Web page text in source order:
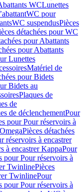
WCLunettes
WC pour
WC suspendusPièces
détachées pour WC
pour Abattants
pour Abattants
Lunettes
Matériel de
pour Bidets
Bidets au
Plaques de
de
de déclenchementPour
pour Pour réservoirs à
Pièces détachées
réservoirs à encastrer
à encastrer KappaPour
pour Pour réservoirs à
TwinlinePièces
TwinlinePour
pour Pour réservoirs à